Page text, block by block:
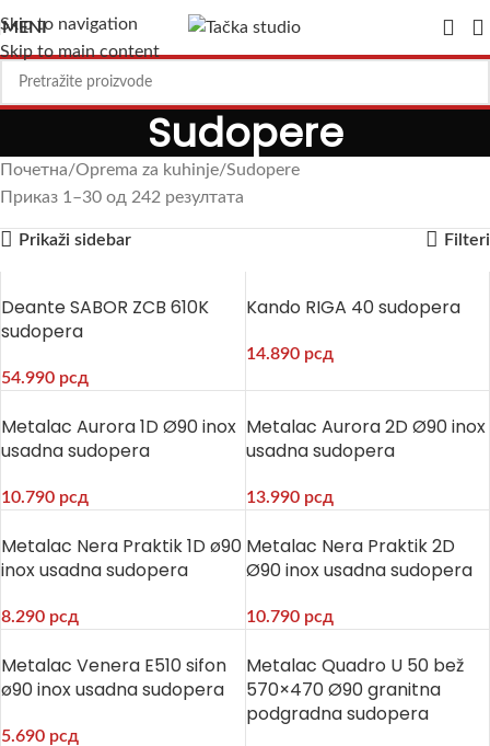
Skip to navigation
Skip to main content
MENI
Sudopere
Почетна Oprema za kuhinje Sudopere
Приказ 1–30 од 242 резултата
Prikaži sidebar Filteri
Deante SABOR ZCB 610K
sudopera
54.990 рсд
Kando RIGA 40 sudopera
14.890 рсд
Metalac Aurora 1D Ø90 inox
usadna sudopera
10.790 рсд
Metalac Aurora 2D Ø90 inox
usadna sudopera
13.990 рсд
Metalac Nera Praktik 1D ø90
inox usadna sudopera
8.290 рсд
Metalac Nera Praktik 2D
Ø90 inox usadna sudopera
10.790 рсд
Metalac Venera E510 sifon
ø90 inox usadna sudopera
5.690 рсд
Metalac Quadro U 50 bež
570×470 Ø90 granitna
podgradna sudopera